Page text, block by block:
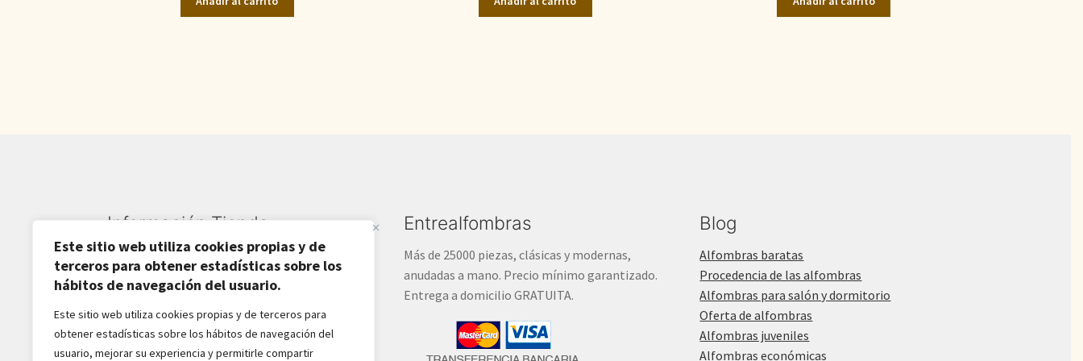
Este sitio web utiliza cookies propias y de
terceros para obtener estadísticas sobre los
hábitos de navegación del usuario.
Este sitio web utiliza cookies propias y de terceros para
obtener estadísticas sobre los hábitos de navegación del
usuario, mejorar su experiencia y permitirle compartir
era:
1.210,00€.
era:
1.900,00€.
era:
1.800,00€.
Información Tienda
Sardarán SL CIF: B82809781
Av. Pirineos 27, Nave 6
San Sebastián de los Reyes
28703-Madrid - España
916516162 - 628518856
Entrealfombras
Más de 25000 piezas, clásicas y modernas,
anudadas a mano. Precio mínimo garantizado.
Entrega a domicilio GRATUITA.
Blog
Alfombras baratas
Procedencia de las alfombras
Alfombras para salón y dormitorio
Oferta de alfombras
Alfombras juveniles
Alfombras económicas